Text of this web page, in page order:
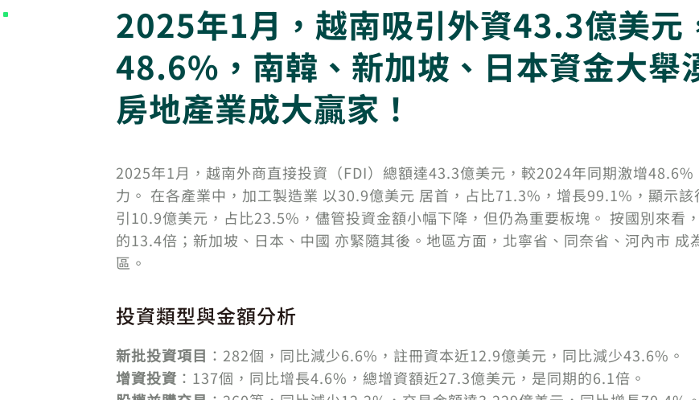
2025年1月，越南吸引外資43.3億美元
48.6%，南韓、新加坡、日本資金大舉
房地產業成大贏家！
2025年1月，越南外商直接投資（FDI）總額達43.3億美元，較2024年同期激增
力。 在各產業中，加工製造業 以30.9億美元 居首，占比71.3%，增長99.1%，顯示
引10.9億美元，占比23.5%，儘管投資金額小幅下降，但仍為重要板塊。 按國別來看
的13.4倍；新加坡、日本、中國 亦緊隨其後。地區方面，北寧省、同奈省、河內市 成
區。
投資類型與金額分析
新批投資項目 ：282個，同比減少6.6%，註冊資本近12.9億美元，同比減少43.6%。
增資投資 ：137個，同比增長4.6%，總增資額近27.3億美元，是同期的6.1倍。